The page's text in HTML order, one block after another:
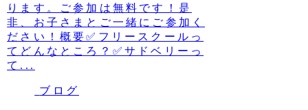
ります。ご参加は無料です！是
非、お子さまとご一緒にご参加く
ださい！概要✅フリースクールっ
てどんなところ？✅サドベリーっ
て...
ブログ